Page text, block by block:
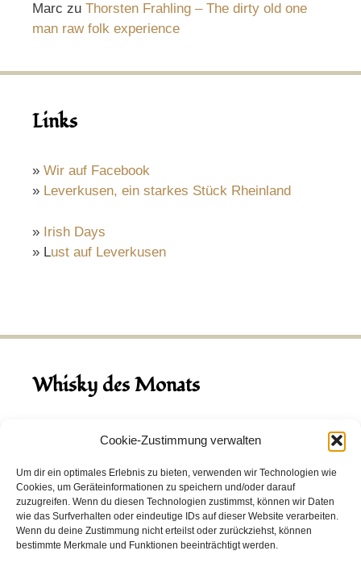
Cookie-Zustimmung verwalten
Um dir ein optimales Erlebnis zu bieten, verwenden wir Technologien wie
Cookies, um Geräteinformationen zu speichern und/oder darauf
zuzugreifen. Wenn du diesen Technologien zustimmst, können wir Daten
wie das Surfverhalten oder eindeutige IDs auf dieser Website verarbeiten.
Wenn du deine Zustimmung nicht erteilst oder zurückziehst, können
bestimmte Merkmale und Funktionen beeinträchtigt werden.
Marc zu Thorsten Frahling – The dirty old one
man raw folk experience
Links
» Wir auf Facebook
» Leverkusen, ein starkes Stück Rheinland
» Irish Days
» Lust auf Leverkusen
Whisky des Monats
August 2026
Hinch Double Wood
Destillerie:Hinch(Irland)
Single Malt, 43.0%
Peated: Nein